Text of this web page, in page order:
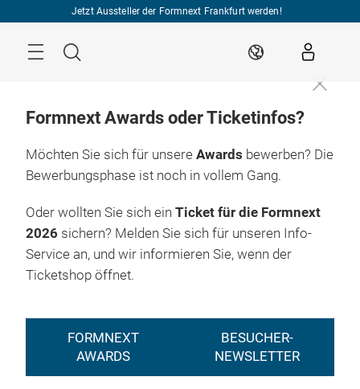
Jetzt Aussteller der Formnext Frankfurt werden!
Suche DE
Formnext Awards oder Ticketinfos?
Möchten Sie sich für unsere Awards bewerben? Die
Bewerbungsphase ist noch in vollem Gang.
Oder wollten Sie sich ein Ticket für die Formnext
2026 sichern? Melden Sie sich für unseren Info-
Service an, und wir informieren Sie, wenn der
Ticketshop öffnet.
FORMNEXT
AWARDS
BESUCHER-
NEWSLETTER